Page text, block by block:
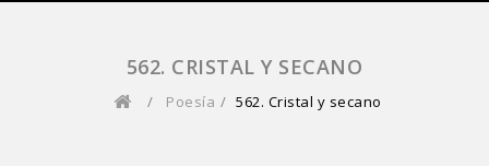
562. CRISTAL Y SECANO
/ Poesía / 562. Cristal y secano